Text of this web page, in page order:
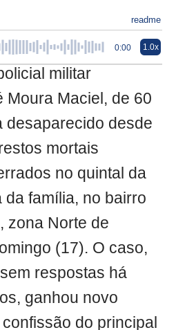
readme
0:00 1.0x
militar
Moura Maciel, de 60
desaparecido desde
mortais
no quintal da
da família, no bairro
zona Norte de
(17). O caso,
respostas há
ganhou novo
do principal